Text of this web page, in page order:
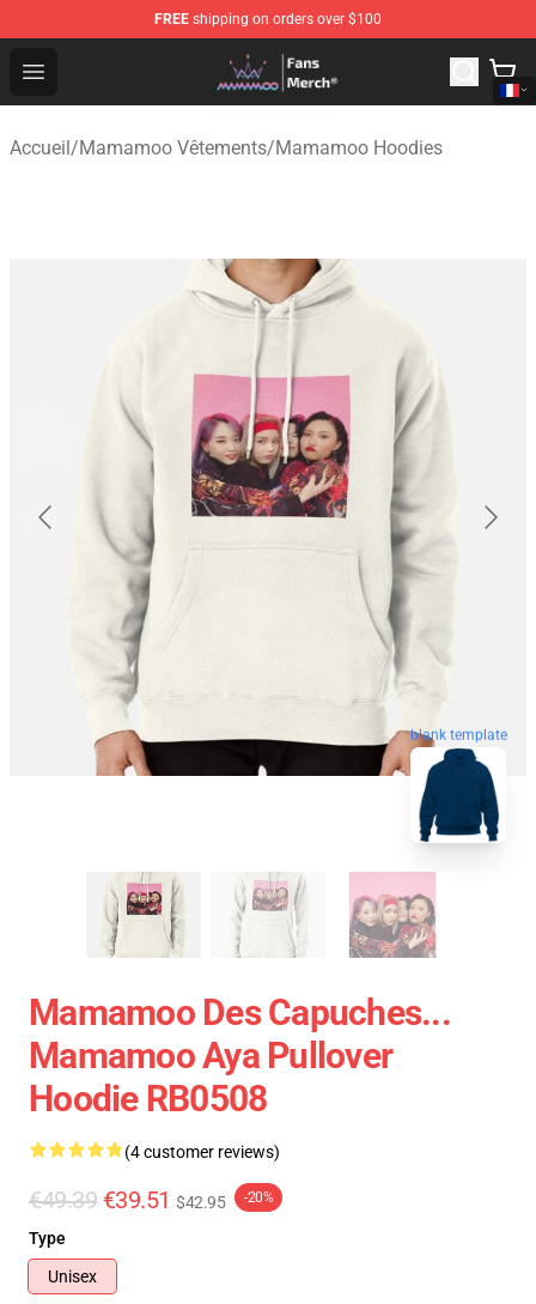
FREE shipping on orders over $100
Open menu
Mamamoo Store - Official Mamamoo Merchandise Shop
Accueil/Mamamoo Vêtements/Mamamoo Hoodies
blank template
Mamamoo Des Capuches...
Mamamoo Aya Pullover
Hoodie RB0508
(4 customer reviews)
€49.39 €39.51 $42.95 -20%
Type
Unisex